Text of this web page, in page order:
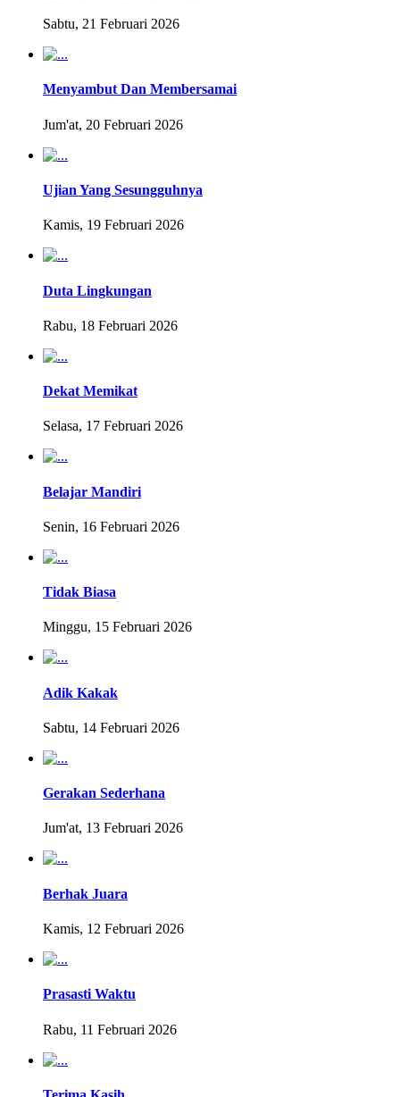
Sabtu, 21 Februari 2026
Menyambut Dan Membersamai
Jum'at, 20 Februari 2026
Ujian Yang Sesungguhnya
Kamis, 19 Februari 2026
Duta Lingkungan
Rabu, 18 Februari 2026
Dekat Memikat
Selasa, 17 Februari 2026
Belajar Mandiri
Senin, 16 Februari 2026
Tidak Biasa
Minggu, 15 Februari 2026
Adik Kakak
Sabtu, 14 Februari 2026
Gerakan Sederhana
Jum'at, 13 Februari 2026
Berhak Juara
Kamis, 12 Februari 2026
Prasasti Waktu
Rabu, 11 Februari 2026